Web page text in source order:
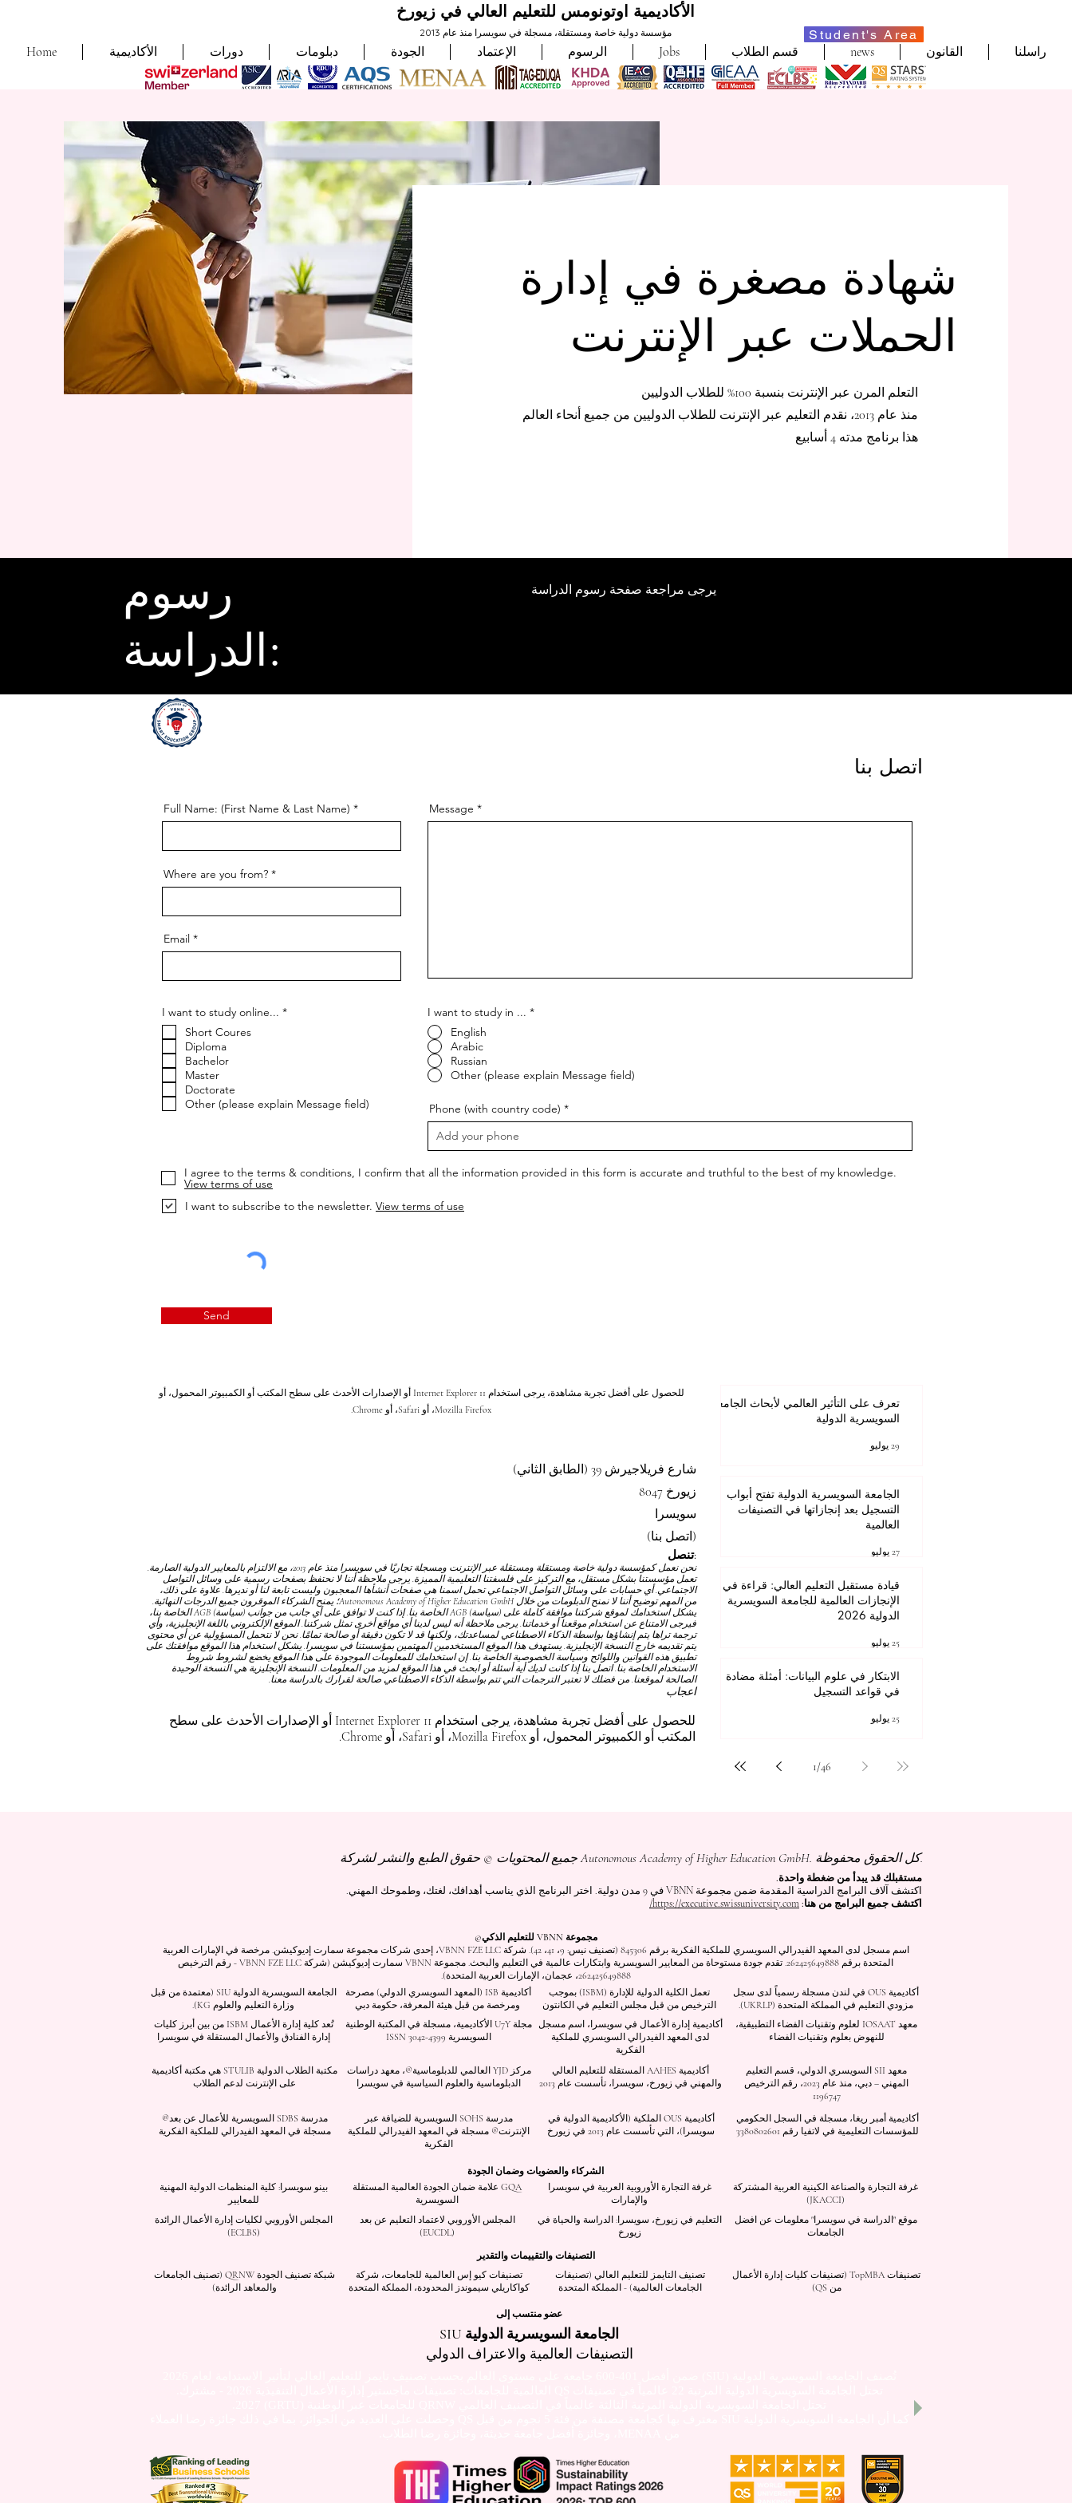
الأكاديمية اوتونومس للتعليم العالي في زيورخ
مؤسسة دولية خاصة ومستقلة، مسجلة في سويسرا منذ عام 2013 Student's Area
Home الأكاديمية دورات دبلومات الجودة الإعتماد الرسوم Jobs قسم الطلاب news القانون راسلنا
شهادة مصغرة في إدارة
الحملات عبر الإنترنت
التعلم المرن عبر الإنترنت بنسبة 100% للطلاب الدوليين
منذ عام 2013، نقدم التعليم عبر الإنترنت للطلاب الدوليين من جميع أنحاء العالم
هذا برنامج مدته 4 أسابيع
رسوم
الدراسة:
يرجى مراجعة صفحة رسوم الدراسة
اتصل بنا
Full Name: (First Name & Last Name)
Where are you from?
Email
Message
I want to study online... *إ
Short Coures
Diploma
Bachelor
Master
Doctorate
Other (please explain Message field)
I want to study in ... *
English
Arabic
Russian
Other (please explain Message field)
Phone (with country code)
I agree to the terms & conditions, I confirm that all the information provided in this form is accurate and truthful to the best of my knowledge.
View terms of use
I want to subscribe to the newsletter. View terms of use
Send
للحصول على أفضل تجربة مشاهدة، يرجى استخدام Internet Explorer 11 أو الإصدارات الأحدث على سطح المكتب أو الكمبيوتر المحمول، أو
Mozilla Firefox، أو Safari، أو Chrome.
عنوان
شارع فريلاجيرش 39 (الطابق الثاني)
8047 زيورخ
سويسرا
(اتصل بنا)
تنصل:
نحن نعمل كمؤسسة دولية خاصة ومستقلة ومستقلة عبر الإنترنت ومسجلة تجاريًا في سويسرا منذ عام 2013، مع الالتزام بالمعايير الدولية الصارمة.
تعمل مؤسستنا بشكل مستقل، مع التركيز على فلسفتنا التعليمية المميزة. يرجى ملاحظة أننا لا نحتفظ بصفحات رسمية على وسائل التواصل
الاجتماعي. أي حسابات على وسائل التواصل الاجتماعي تحمل اسمنا هي صفحات أنشأها المعجبون وليست تابعة لنا أو نديرها. علاوة على ذلك،
من المهم توضيح أننا لا نمنح الدبلومات من خلال Autonomous Academy of Higher Education GmbH؛ يمنح الشركاء الموقرون جميع الدرجات النهائية.
يشكل استخدامك لموقع شركتنا موافقة كاملة على (سياسة) AGB الخاصة بنا. إذا كنت لا توافق على أي جانب من جوانب (سياسة) AGB
الخاصة بنا،
فيرجى الامتناع عن استخدام موقعنا أو خدماتنا. يرجى ملاحظة أنه ليس لدينا أي مواقع أخرى تمثل شركتنا. الموقع الإلكتروني باللغة الإنجليزية، وأي
ترجمة تراها يتم إنشاؤها بواسطة الذكاء الاصطناعي لمساعدتك، ولكنها قد لا تكون دقيقة أو صالحة تمامًا. نحن لا نتحمل المسؤولية عن أي محتوى
يتم تقديمه خارج النسخة الإنجليزية. يستهدف هذا الموقع المستخدمين المهتمين بمؤسستنا في سويسرا. يشكل استخدام هذا الموقع موافقتك على
تطبيق هذه القوانين واللوائح وسياسة الخصوصيةالخاصة بنا. إن استخدامك للمعلومات الموجودة على هذا الموقع يخضع لشروط شروط
الاستخدامالخاصة بنا. اتصل بنا إذا كانت لديك أية أسئلة أو ابحث في هذا الموقع لمزيد من المعلومات. النسخة الإنجليزية هي النسخة الوحيدة
الصالحة لموقعنا. من فضلك لا تعتبر الترجمات التي تتم بواسطة الذكاء الاصطناعي صالحة لقرارك بالدراسة معنا.
اعجاب
تعرف على التأثير العالمي لأبحاث الجامعة
السويسرية الدولية
29 يوليو
الجامعة السويسرية الدولية تفتح أبواب
التسجيل بعد إنجازاتها في التصنيفات
العالمية
27 يوليو
قيادة مستقبل التعليم العالي: قراءة في
الإنجازات العالمية للجامعة السويسرية
الدولية 2026
25 يوليو
الابتكار في علوم البيانات: أمثلة مضادة
في قواعد التسجيل
25 يوليو
1/46
للحصول على أفضل تجربة مشاهدة، يرجى استخدام Internet Explorer 11 أو الإصدارات الأحدث على سطح
المكتب أو الكمبيوتر المحمول، أو Mozilla Firefox، أو Safari، أو Chrome.
جميع المحتويات © حقوق الطبع والنشر لشركة Autonomous Academy of Higher Education GmbH. كل الحقوق محفوظة.
مستقبلك قد يبدأ من ضغطة واحدة.
اكتشف آلاف البرامج الدراسية المقدمة ضمن مجموعة VBNN في 9 مدن دولية. اختر البرنامج الذي يناسب أهدافك، لغتك، وطموحك المهني.
اكتشف جميع البرامج من هنا:https://executive.swissuniversity.com/
مجموعة VBNN للتعليم الذكي©
اسم مسجل لدى المعهد الفيدرالي السويسري للملكية الفكرية برقم 845306 (تصنيف نيس: 9، 41، 42). شركة VBNN FZE LLC، إحدى شركات مجموعة سمارت إديوكيشن. مرخصة في الإمارات العربية
المتحدة برقم 262425649888. تقدم جودة مستوحاة من المعايير السويسرية وابتكارات عالمية في التعليم والبحث. مجموعة VBNN سمارت إديوكيشن (شركة VBNN FZE LLC - رقم الترخيص
262425649888، عجمان، الإمارات العربية المتحدة).
الجامعة السويسرية الدوليةSIU
(معتمدة من قبل
وزارة التعليم والعلوم KG).
أكاديمية ISB (المعهد السويسري الدولي) مصرحة
ومرخصة من قبل هيئة المعرفة، حكومة دبي
تعمل الكلية الدولية للإدارة (ISBM) بموجب
الترخيص من قبل مجلس التعليم في الكانتون
أكاديمية OUS في لندن مسجلة رسمياً لدى سجل
مزودي التعليم في المملكة المتحدة (UKRLP).
تُعد كلية إدارة الأعمال ISBM من بين أبرز كليات
إدارة الفنادق والأعمال المستقلة في سويسرا
مجلة U7Y الأكاديمية، مسجلة في المكتبة الوطنية
السويسرية ISSN 3042-4399
أكاديمية إدارة الأعمال في سويسرا، اسم مسجل
لدى المعهد الفيدرالي السويسري للملكية
الفكرية
معهد IOSAAT لعلوم وتقنيات الفضاء التطبيقية،
للنهوض بعلوم وتقنيات الفضاء
مكتبة الطلاب الدولية STULIB هي مكتبة أكاديمية
على الإنترنت لدعم الطلاب
مركز YJD العالمي للدبلوماسية®، معهد دراسات
الدبلوماسية والعلوم السياسية في سويسرا
أكاديمية AAHES المستقلة للتعليم العالي
والمهني في زيورخ، سويسرا، تأسست عام 2013
معهد SII السويسري الدولي، قسم التعليم
المهني – دبي، منذ عام 2023، رقم الترخيص
1196747
مدرسة SDBS السويسرية للأعمال عن بعد®
مسجلة في المعهد الفيدرالي للملكية الفكرية
مدرسة SOHS السويسرية للضيافة عبر
الإنترنت® مسجلة في المعهد الفيدرالي للملكية
الفكرية
أكاديمية OUS الملكية (الأكاديمية الدولية في
سويسرا)، التي تأسست عام 2013 في زيورخ
أكاديمية أمبر ريغا، مسجلة في السجل الحكومي
للمؤسسات التعليمية في لاتفيا رقم 3380802601
الشركاء والعضويات وضمان الجودة
بينو سويسرا: كلية المنظمات الدولية المهنية
للمعايير
GQA علامة ضمان الجودة العالمية المستقلة
السويسرية
غرفة التجارة الأوروبية العربية في سويسرا
والإمارات
غرفة التجارة والصناعة الكينية العربية المشتركة
(JKACCI)
المجلس الأوروبي لكليات إدارة الأعمال الرائدة
(ECLBS)
المجلس الأوروبي لاعتماد التعليم عن بعد
(EUCDL)
التعليم في زيورخ، سويسرا: الدراسة والحياة في
زيورخ
موقع "الدراسة في سويسرا" معلومات عن افضل
الجامعات
التصنيفات والتقييمات والتقدير
شبكة تصنيف الجودة QRNW (تصنيف الجامعات
والمعاهد الرائدة)
تصنيفات كيو إس العالمية للجامعات، شركة
كواكاريلي سيموندز المحدودة، المملكة المتحدة
تصنيف التايمز للتعليم العالي (تصنيفات
الجامعات العالمية) - المملكة المتحدة
تصنيفات TopMBA (تصنيفات كليات إدارة الأعمال
من QS)
عضو منتسب إلى
الجامعة السويسرية الدولية SIU
التصنيفات العالمية والاعتراف الدولي